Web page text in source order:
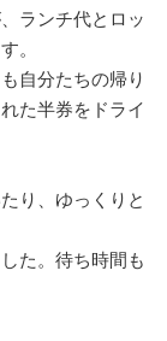
ランチ代とロッ
。
自分たちの帰り
た半券をドライ
り、ゆっくりと
た。待ち時間も